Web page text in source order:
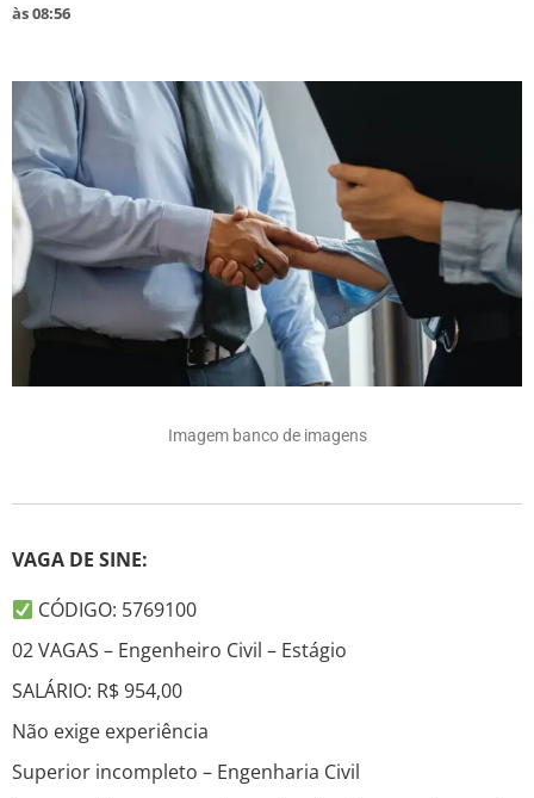
às08:56
Imagem banco de imagens
VAGA DE SINE:
CÓDIGO: 5769100
02 VAGAS – Engenheiro Civil – Estágio
SALÁRIO: R$ 954,00
Não exige experiência
Superior incompleto – Engenharia Civil